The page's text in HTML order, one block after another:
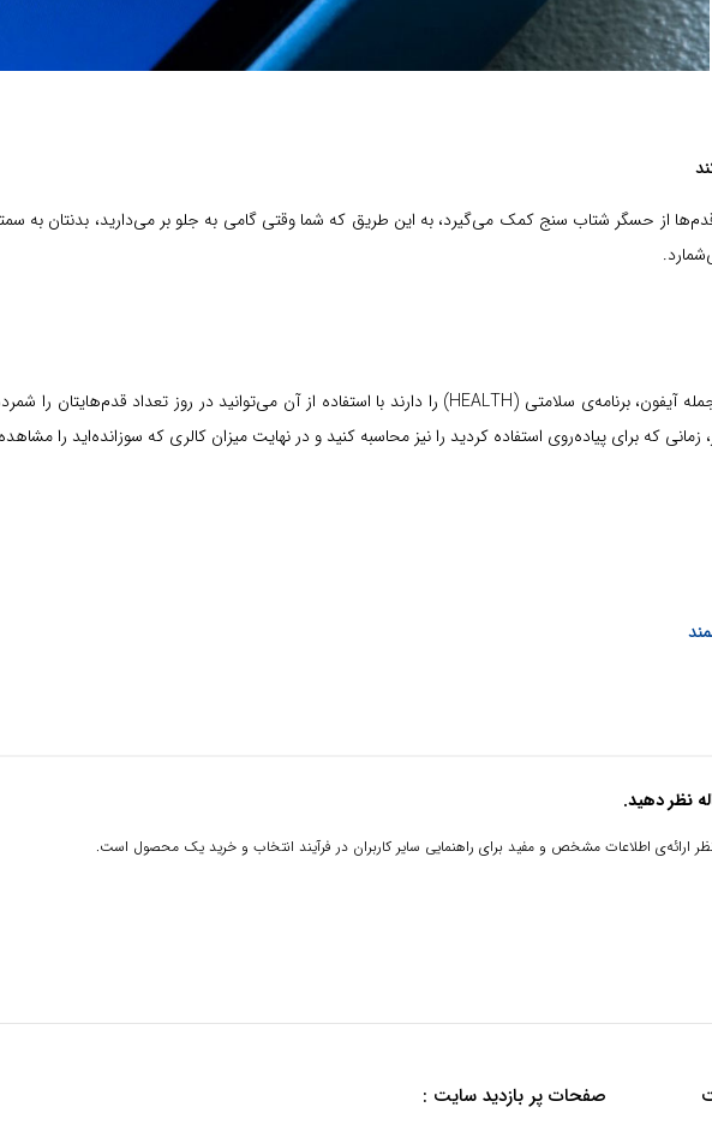
از حسگر شتاب سنج کمک می‌گیرد، به این طریق که شما وقتی گامی به جلو بر می‌دارید، بدنتان
زمانی که برای پیاده‌روی استفاده کردید را نیز محاسبه کنید و در نهایت میزان کالری که سوزانده‌اید را
نظر دهید.
ارائه‌ی اطلاعات مشخص و مفید برای راهنمایی سایر کاربران در فرآیند انتخاب و خرید یک محصول است.
صفحات پر بازدید سایت :